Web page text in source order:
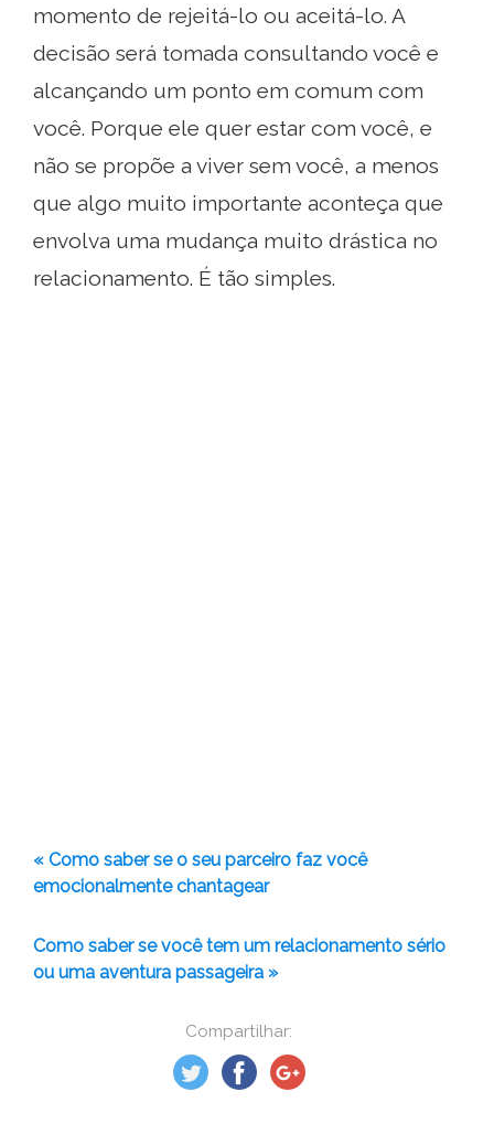
Compartilhar:
momento de rejeitá-lo ou aceitá-lo. A
decisão será tomada consultando você e
alcançando um ponto em comum com
você. Porque ele quer estar com você, e
não se propõe a viver sem você, a menos
que algo muito importante aconteça que
envolva uma mudança muito drástica no
relacionamento. É tão simples.
« Como saber se o seu parceiro faz você
emocionalmente chantagear
Como saber se você tem um relacionamento sério
ou uma aventura passageira »